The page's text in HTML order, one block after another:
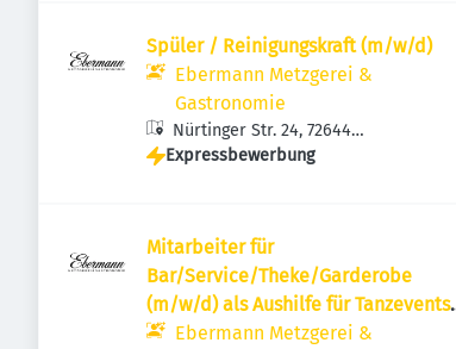
Spüler / Reinigungskraft (m/w/d)
Ebermann Metzgerei &
Gastronomie
Nürtinger Str. 24, 72644
Oberboihingen, Deutschland
Expressbewerbung
Mitarbeiter für
Bar/Service/Theke/Garderobe
(m/w/d) als Aushilfe für Tanzevents
und Caterings
Ebermann Metzgerei &